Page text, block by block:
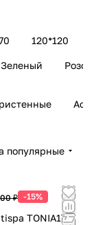
120*120
Зеленый
популярные
₽ -15%
TONIA170